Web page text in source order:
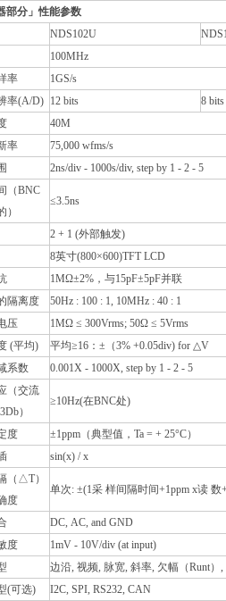
部分」性能参数
NDS102U
100MHz
率
1GS/s
率(A/D) 12 bits 8 bits
40M
率
75,000 wfms/s
2ns/div - 1000s/div, step by 1 - 2 - 5
（BNC
）
≤3.5ns
2 + 1 (外部触发)
8英寸(800×600)TFT LCD
1MΩ±2%，与15pF±5pF并联
隔离度
50Hz : 100 : 1, 10MHz : 40 : 1
压
1MΩ ≤ 300Vrms; 50Ω ≤ 5Vrms
(平均)
平均≥16：±（3% +0.05div) for △V
系数
0.001X - 1000X, step by 1 - 2 - 5
（交流
）
≥10Hz(在BNC处)
度
±1ppm（典型值，Ta = + 25°C）
sin(x) / x
（△T）
度
单次: ±(1采 样间隔时间+1ppm x读 数
DC, AC, and GND
度
1mV - 10V/div (at input)
边沿, 视频, 脉宽, 斜率, 欠幅（Runt）
(可选)
I2C, SPI, RS232, CAN